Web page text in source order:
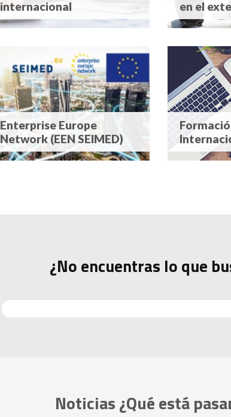
internacional
en el
Enterprise Europe
Network (EEN SEIMED)
¿No encuentras lo que
Noticias ¿Qué está